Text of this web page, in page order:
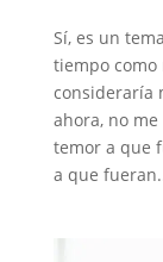
Sí, es un
tiempo
consideraría
ahora, no
temor a que
a que